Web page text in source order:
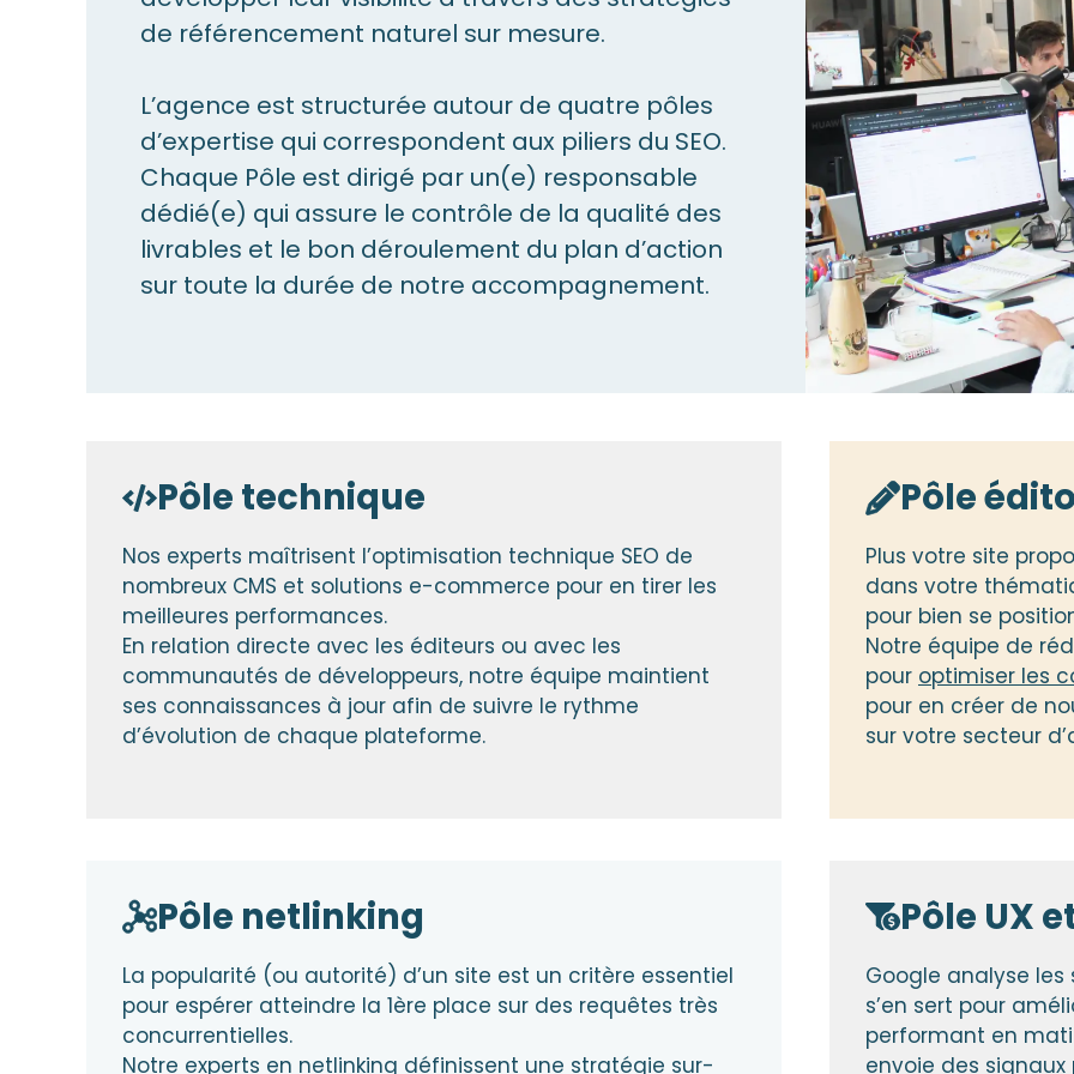
de référencement naturel sur mesure.
L’agence est structurée autour de quatre pôles
d’expertise qui correspondent aux piliers du SEO.
Chaque Pôle est dirigé par un(e) responsable
dédié(e) qui assure le contrôle de la qualité des
livrables et le bon déroulement du plan d’action
sur toute la durée de notre accompagnement.
Pôle technique
Nos experts maîtrisent l’optimisation technique SEO de
nombreux CMS et solutions e-commerce pour en tirer les
meilleures performances.
En relation directe avec les éditeurs ou avec les
communautés de développeurs, notre équipe maintient
ses connaissances à jour afin de suivre le rythme
d’évolution de chaque plateforme.
Pôle
Plus votre site
dans votre
pour bien se
Notre équipe de
pour optimiser les
pour en créer de
sur votre secteur
Pôle netlinking
La popularité (ou autorité) d’un site est un critère essentiel
pour espérer atteindre la 1ère place sur des requêtes très
concurrentielles.
Notre experts en netlinking définissent une stratégie sur-
Pôle UX
Google analyse
s’en sert pour
performant en
envoie des signaux